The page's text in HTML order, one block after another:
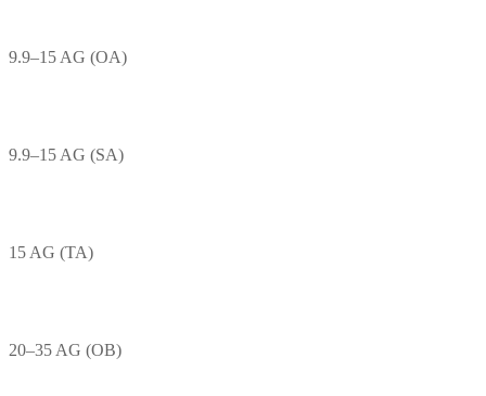
9.9–15 AG (OA)
9.9–15 AG (SA)
15 AG (TA)
20–35 AG (OB)